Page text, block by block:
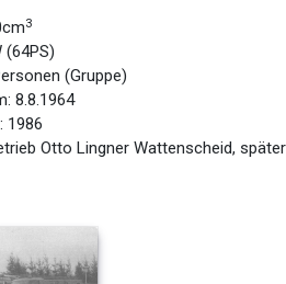
3
(64PS)
(Gruppe)
8.8.1964
1986
Otto Lingner Wattenscheid,